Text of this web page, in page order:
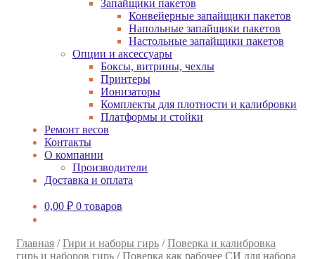
Запайщики пакетов
Конвейерные запайщики пакетов
Напольные запайщики пакетов
Настольные запайщики пакетов
Опции и аксессуары
Боксы, витрины, чехлы
Принтеры
Ионизаторы
Комплекты для плотности и калибровки
Платформы и стойки
Ремонт весов
Контакты
О компании
Производители
Доставка и оплата
0,00 ₽ 0 товаров
Главная /Гири и наборы гирь /Поверка и калибровка
гирь и наборов гирь /Поверка как рабочее СИ для набора